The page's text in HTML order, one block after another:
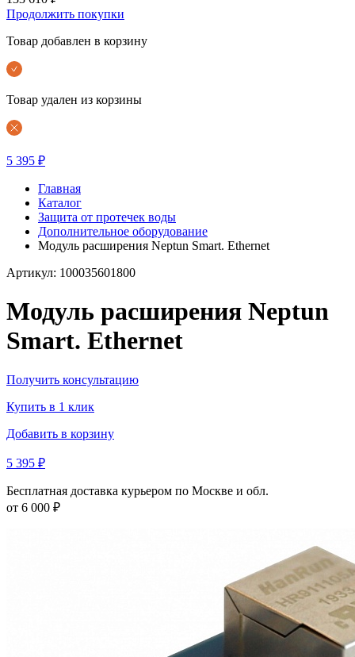
Продолжить покупки
Товар добавлен в корзину
Товар удален из корзины
5 395 ₽
Главная
Каталог
Защита от протечек воды
Дополнительное оборудование
Модуль расширения Neptun Smart. Ethernet
Артикул: 100035601800
Модуль расширения Neptun
Smart. Ethernet
Получить консультацию
Купить в 1 клик
Добавить в корзину
5 395 ₽
Бесплатная доставка курьером по Москве и обл.
от 6 000 ₽